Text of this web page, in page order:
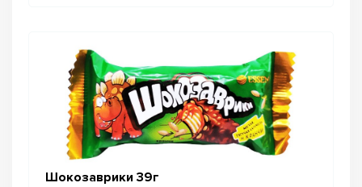
Шокозаврики 39г